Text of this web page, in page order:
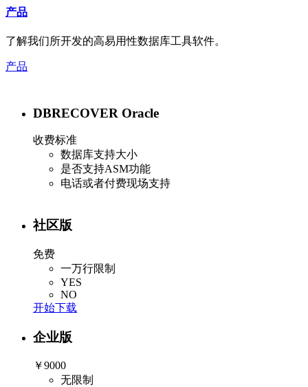
产品
了解我们所开发的高易用性数据库工具软件。
产品
DBRECOVER Oracle
收费标准
数据库支持大小
是否支持ASM功能
电话或者付费现场支持
社区版
免费
一万行限制
YES
NO
开始下载
企业版
￥9000
无限制